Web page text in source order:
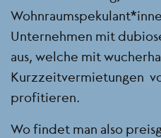
Unternehmen mit
aus, welche mit
Kurzzeitvermietungen
profitieren.
Wo findet man also